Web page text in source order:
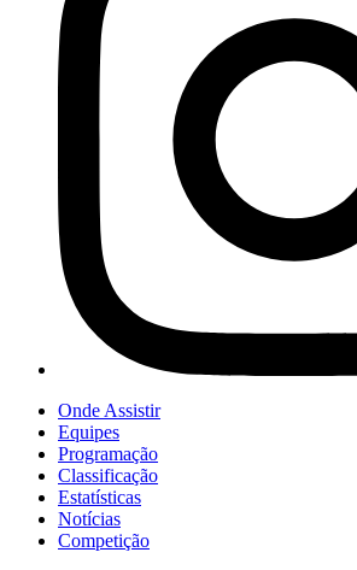
Onde Assistir
Equipes
Programação
Classificação
Estatísticas
Notícias
Competição